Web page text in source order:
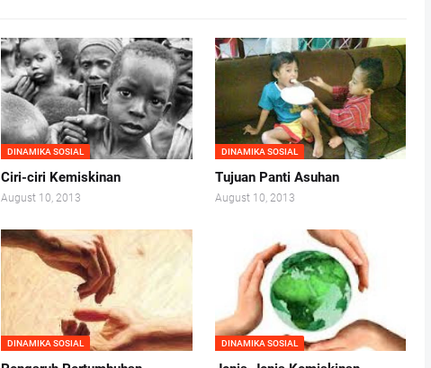
DINAMIKA SOSIAL
Ciri-ciri Kemiskinan
August 10, 2013
DINAMIKA SOSIAL
Tujuan Panti Asuhan
August 10, 2013
DINAMIKA SOSIAL DINAMIKA SOSIAL